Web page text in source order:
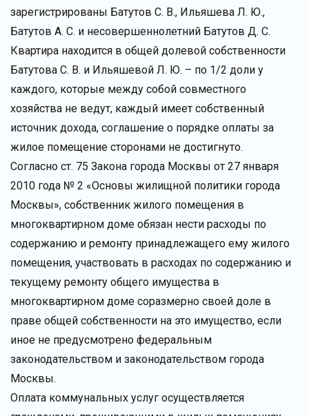
зарегистрированы Батутов С. В., Ильяшева Л. Ю.,
Батутов А. С. и несовершеннолетний Батутов Д. С.
Квартира находится в общей долевой собственности
Батутова С. В. и Ильяшевой Л. Ю. – по 1/2 доли у
каждого, которые между собой совместного
хозяйства не ведут, каждый имеет собственный
источник дохода, соглашение о порядке оплаты за
жилое помещение сторонами не достигнуто.
Согласно ст. 75 Закона города Москвы от 27 января
2010 года № 2 «Основы жилищной политики города
Москвы», собственник жилого помещения в
многоквартирном доме обязан нести расходы по
содержанию и ремонту принадлежащего ему жилого
помещения, участвовать в расходах по содержанию и
текущему ремонту общего имущества в
многоквартирном доме соразмерно своей доле в
праве общей собственности на это имущество, если
иное не предусмотрено федеральным
законодательством и законодательством города
Москвы.
Оплата коммунальных услуг осуществляется